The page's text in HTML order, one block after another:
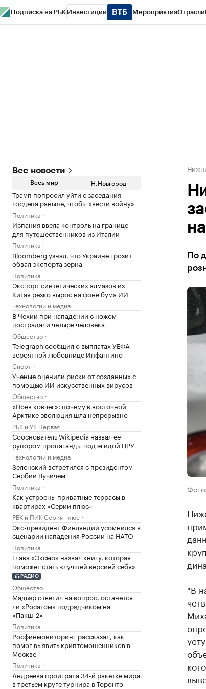
Подписка на РБК Инвестиции МероприятияОтрасли
Все новости
Весь мир Н.Новгород
Трамп попросил уйти с заседания
Госдепа раньше, чтобы «вести войну»
Политика
Испания ввела контроль на границе
для путешественников из Италии
Политика
Bloomberg узнал, что Украине грозит
обвал экспорта зерна
Политика
Экспорт синтетических алмазов из
Китая резко вырос на фоне бума ИИ
Технологии и медиа
В Чехии при нападении с ножом
пострадали четыре человека
Общество
Telegraph сообщил о выплатах УЕФА
вероятной любовнице Инфантино
Спорт
Ученые оценили риски от созданных с
помощью ИИ искусственных вирусов
Общество
«Ноев ковчег»: почему в восточной
Арктике эволюция шла непрерывно
РБК и УК Первая
Сооснователь Wikipedia назвал ее
рупором пропаганды под эгидой ЦРУ
Технологии и медиа
Зеленский встретился с президентом
Сербии Вучичем
Политика
Как устроены приватные террасы в
квартирах «Серии плюс»
РБК и ПИК Серия плюс
Экс-президент Финляндии усомнился в
сценарии нападения России на НАТО
Политика
Глава «Эксмо» назвал книгу, которая
поможет стать «лучшей версией себя»
РАДИО
Общество
Мадьяр ответил на вопрос, останется
ли «Росатом» подрядчиком на
«Пакш-2»
Политика
Росфинмониторинг рассказал, как
помог выявить криптомошенников в
Москве
Политика
Андреева проиграла 34-й ракетке мира
в третьем круге турнира в Торонто
По
"В